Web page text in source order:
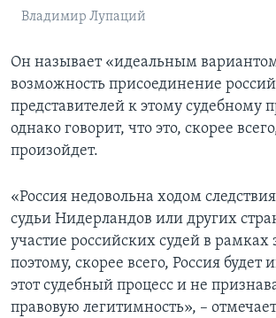
Владимир Лупаций
Он называет «идеальным
возможность присоединение
представителей к этому судебному
однако говорит, что это, скорее
произойдет.
«Россия недовольна ходом
судьи Нидерландов или других
участие российских судей в рамках
поэтому, скорее всего, Россия будет
этот судебный процесс и не
правовую легитимность», –